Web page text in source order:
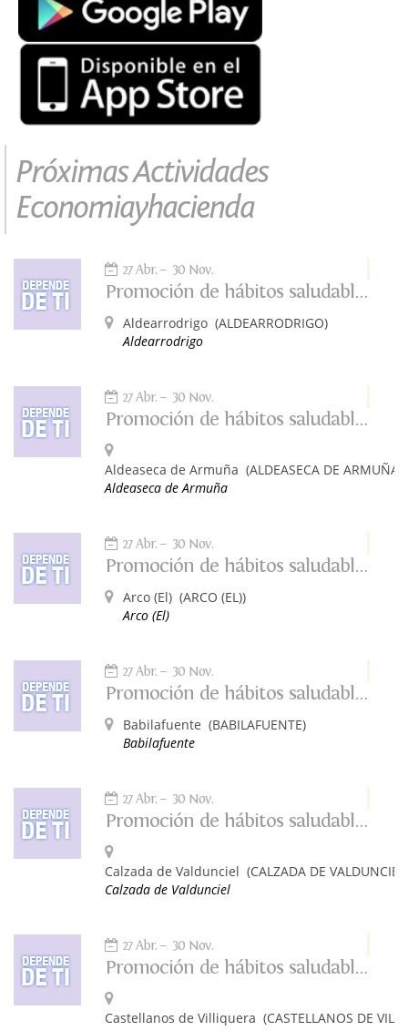
Próximas Actividades
Economiayhacienda
27 Abr. 30 Nov.
Promoción de hábitos saludables: Depende de ti
Aldearrodrigo (ALDEARRODRIGO)
Aldearrodrigo
27 Abr. 30 Nov.
Promoción de hábitos saludables: Depende de ti
Aldeaseca de Armuña (ALDEASECA DE ARMUÑA)
Aldeaseca de Armuña
27 Abr. 30 Nov.
Promoción de hábitos saludables: Depende de ti
Arco (El) (ARCO (EL))
Arco (El)
27 Abr. 30 Nov.
Promoción de hábitos saludables. Depende de ti
Babilafuente (BABILAFUENTE)
Babilafuente
27 Abr. 30 Nov.
Promoción de hábitos saludables: Depende de ti
Calzada de Valdunciel (CALZADA DE VALDUNCIEL)
Calzada de Valdunciel
27 Abr. 30 Nov.
Promoción de hábitos saludables: Depende de ti
Castellanos de Villiquera (CASTELLANOS DE